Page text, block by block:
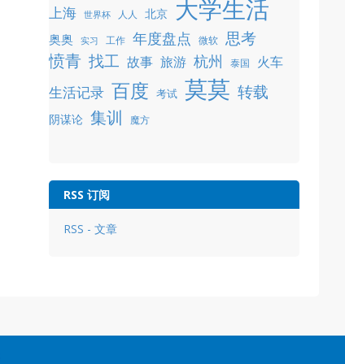
上海 世界杯 人人 北京 大学生活
奥奥 实习 工作 年度盘点 微软 思考
愤青 找工 故事 旅游 杭州 泰国 火车
生活记录 百度 考试 莫莫 转载
阴谋论 集训 魔方
RSS 订阅
RSS - 文章